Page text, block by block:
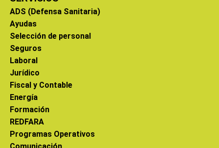
ADS (Defensa Sanitaria)
Ayudas
Selección de personal
Seguros
Laboral
Jurídico
Fiscal y Contable
Energía
Formación
REDFARA
Programas Operativos